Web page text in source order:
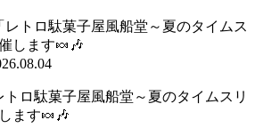
トロ駄菓子屋風船堂～夏のタイムスリ
ます🍬🎶